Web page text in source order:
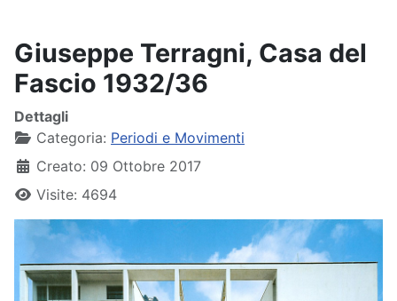
Giuseppe Terragni, Casa del
Fascio 1932/36
Dettagli
Categoria: Periodi e Movimenti
Creato: 09 Ottobre 2017
Visite: 4694